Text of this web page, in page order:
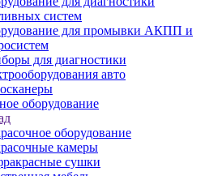
систем
для промывки АКПП и
для диагностики
авто
оборудование
оборудование
камеры
сушки